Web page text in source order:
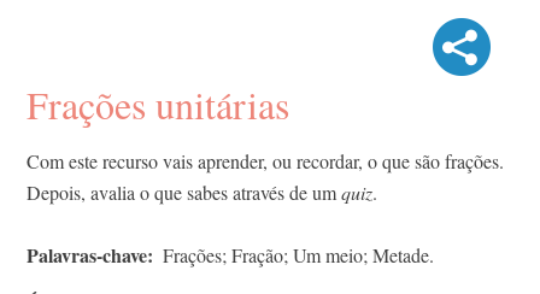
Frações unitárias
Com este recurso vais aprender, ou recordar, o que são frações.
Depois, avalia o que sabes através de umquiz.
Palavras-chave Frações; Fração; Um meio; Metade.